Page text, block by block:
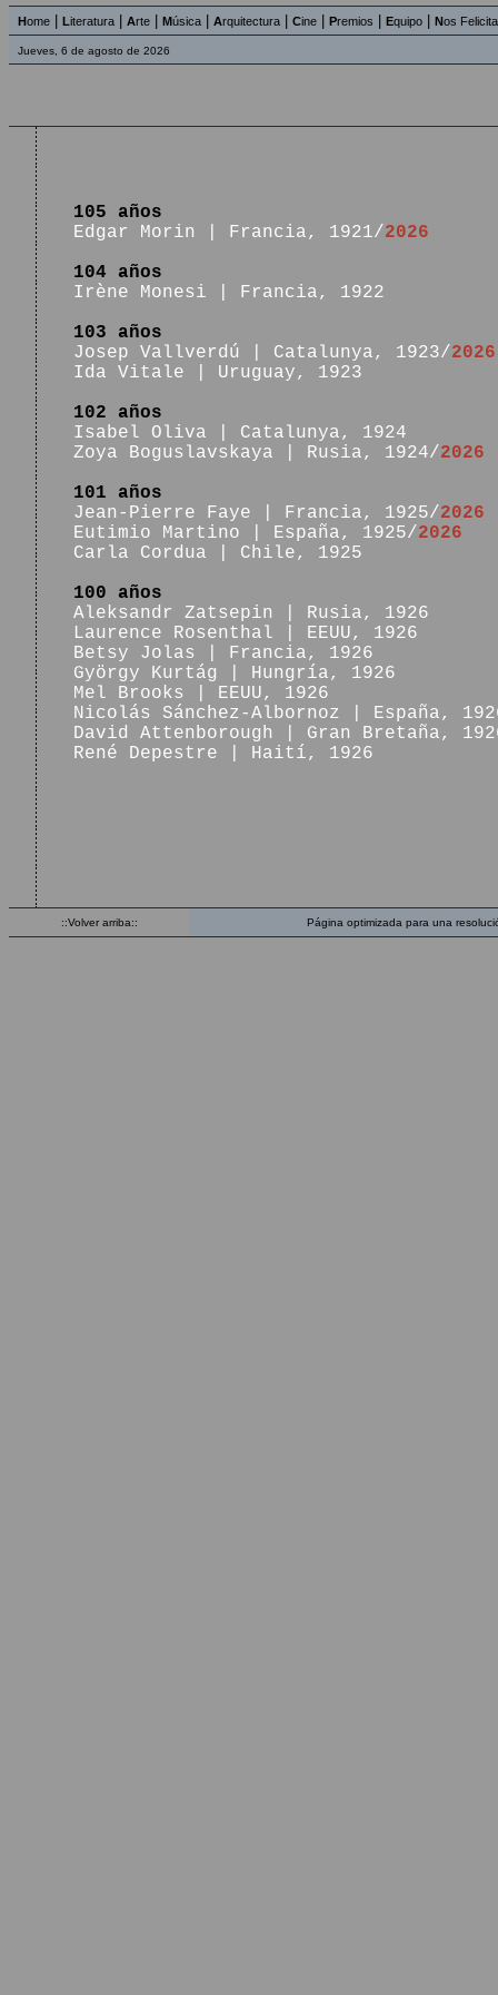
Home Literatura Arte Música Arquitectura Cine Premios Equipo Nos
Jueves, 6 de agosto de 2026
105 años
Edgar Morin | Francia, 1921/2026
104 años
Irène Monesi | Francia, 1922
103 años
Josep Vallverdú | Catalunya, 1923/2026
Ida Vitale | Uruguay, 1923
102 años
Isabel Oliva | Catalunya, 1924
Zoya Boguslavskaya | Rusia, 1924/2026
101 años
Jean-Pierre Faye | Francia, 1925/2026
Eutimio Martino | España, 1925/2026
Carla Cordua | Chile, 1925
100 años
Aleksandr Zatsepin | Rusia, 1926
Laurence Rosenthal | EEUU, 1926
Betsy Jolas | Francia, 1926
György Kurtág | Hungría, 1926
Mel Brooks | EEUU, 1926
Nicolás Sánchez-Albornoz | España,
David Attenborough | Gran Bretaña,
René Depestre | Haití, 1926
::Volver arriba:: Página optimizada para una